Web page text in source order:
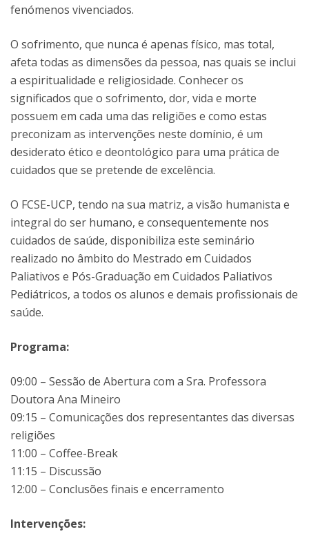
fenómenos vivenciados.
O sofrimento, que nunca é apenas físico, mas total,
afeta todas as dimensões da pessoa, nas quais se inclui
a espiritualidade e religiosidade. Conhecer os
significados que o sofrimento, dor, vida e morte
possuem em cada uma das religiões e como estas
preconizam as intervenções neste domínio, é um
desiderato ético e deontológico para uma prática de
cuidados que se pretende de excelência.
O FCSE-UCP, tendo na sua matriz, a visão humanista e
integral do ser humano, e consequentemente nos
cuidados de saúde, disponibiliza este seminário
realizado no âmbito do Mestrado em Cuidados
Paliativos e Pós-Graduação em Cuidados Paliativos
Pediátricos, a todos os alunos e demais profissionais de
saúde.
Programa:
09:00 – Sessão de Abertura com a Sra. Professora
Doutora Ana Mineiro
09:15 – Comunicações dos representantes das diversas
religiões
11:00 – Coffee-Break
11:15 – Discussão
12:00 – Conclusões finais e encerramento
Intervenções: